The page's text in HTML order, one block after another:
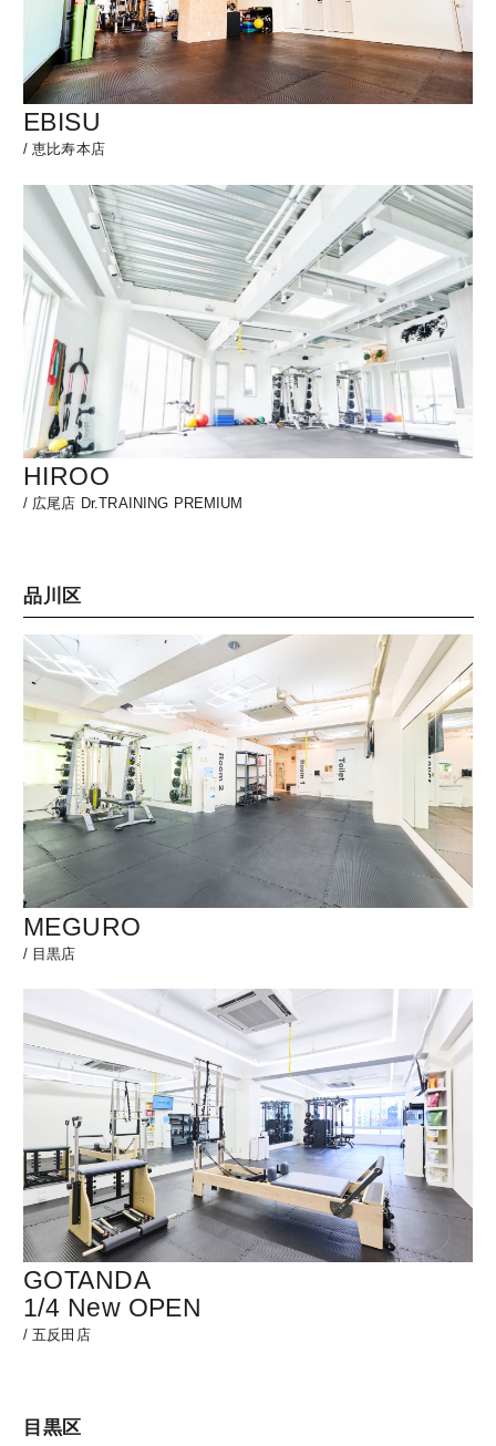
EBISU
/恵比寿本店
HIROO
/ 広尾店 Dr.TRAINING PREMIUM
品川区
MEGURO
/ 目黒店
GOTANDA
1/4 New OPEN
/五反田店
目黒区